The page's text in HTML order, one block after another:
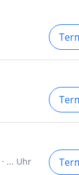
... Uhr